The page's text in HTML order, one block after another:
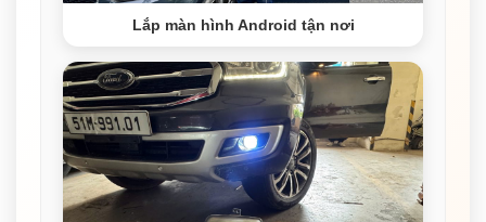
Lắp màn hình Android tận nơi